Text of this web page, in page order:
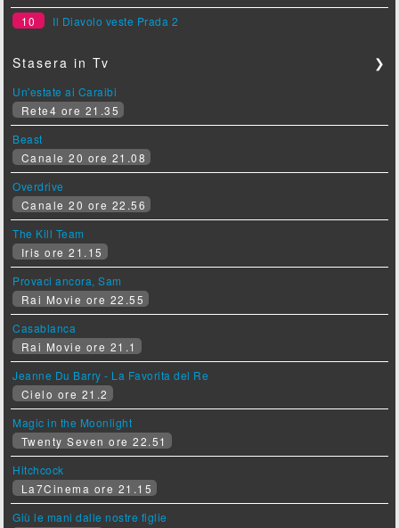
10
Il Diavolo veste Prada 2
Stasera in Tv ❯
Un'estate ai Caraibi
Rete4 ore 21.35
Beast
Canale 20 ore 21.08
Overdrive
Canale 20 ore 22.56
The Kill Team
Iris ore 21.15
Provaci ancora, Sam
Rai Movie ore 22.55
Casablanca
Rai Movie ore 21.1
Jeanne Du Barry - La Favorita del Re
Cielo ore 21.2
Magic in the Moonlight
Twenty Seven ore 22.51
Hitchcock
La7Cinema ore 21.15
Giù le mani dalle nostre figlie